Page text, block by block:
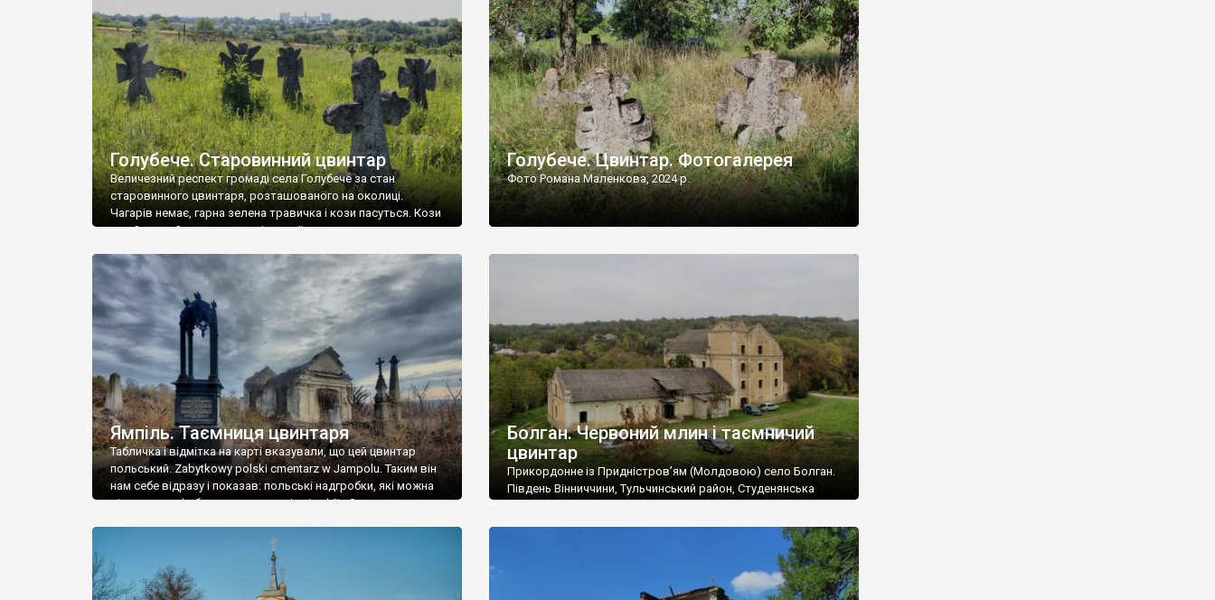
[…]
Голубече. Старовинний цвинтар
Величезний респект громаді села Голубече за стан
старовинного цвинтаря, розташованого на околиці.
Чагарів немає, гарна зелена травичка і кози пасуться. Кози
– найкращий регулятор шкідливої, для старих кладовищ,
бруньками, кози ті бруньки обгризають, бо то улюблений
делікатес. На цвинтарі у Голубечому ціла колекція
різноманітних форм хрестів. Село відносно невелике, […]
Голубече. Цвинтар. Фотогалерея
Фото Романа Маленкова, 2024 р.
Ямпіль. Таємниця цвинтаря
Табличка і відмітка на карті вказували, що цей цвинтар
польський. Zabytkowy polski cmentarz w Jampolu. Таким він
нам себе відразу і показав: польські надгробки, які можна
віднести до фабричних, польські епітафії… Загалом цвинтар
виявилося більше семи гектарів. Перше враження про
абсолютну звичайність польського цвинтаря виявилося
оманливим – […]
Болган. Червоний млин і таємничий
цвинтар
Прикордонне із Придністров’ям (Молдовою) село Болган.
Південь Вінниччини, Тульчинський район, Студенянська
старовинний цвинтар із кам’яними хрестами. Всі епітафії, які
збереглися, написані кирилицею, церковнослов’янською
мовою. За всіма традиційними ознаками – цвинтар
український. Хрести датуються 19 століттям. У 1924-1940